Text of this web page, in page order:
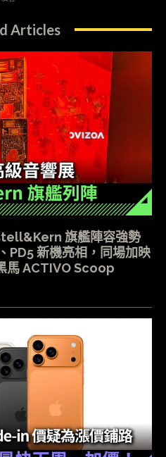
Articles
旗艦陣容強勢
PD5 新機亮相，同場加映
馬 ACTIVO Scoop